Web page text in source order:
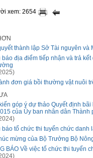
xem: 2654
thành lập Sở Tài nguyên
báo địa điểm tiếp nhận và trả
đơn giá bồi thường vật nuôi
góp ý dự thảo Quyết định
của Ủy ban nhân dân Thành
báo tổ chức thi tuyển chức danh
mừng của Bộ Trưởng Bộ
BÁO Về việc tổ chức thi tuyển